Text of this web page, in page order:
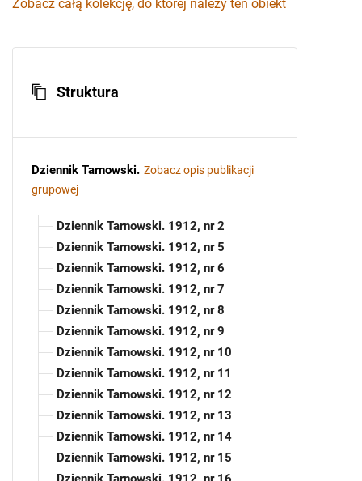
Zobacz całą kolekcję, do której należy ten obiekt
Struktura
Dziennik Tarnowski. Zobacz opis publikacji
grupowej
Dziennik Tarnowski. 1912, nr 2
Dziennik Tarnowski. 1912, nr 5
Dziennik Tarnowski. 1912, nr 6
Dziennik Tarnowski. 1912, nr 7
Dziennik Tarnowski. 1912, nr 8
Dziennik Tarnowski. 1912, nr 9
Dziennik Tarnowski. 1912, nr 10
Dziennik Tarnowski. 1912, nr 11
Dziennik Tarnowski. 1912, nr 12
Dziennik Tarnowski. 1912, nr 13
Dziennik Tarnowski. 1912, nr 14
Dziennik Tarnowski. 1912, nr 15